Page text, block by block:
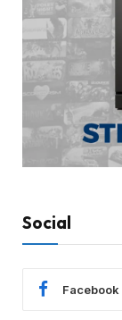
Social
Facebook